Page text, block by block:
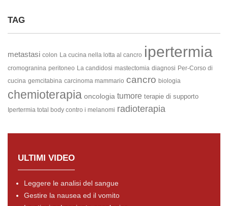
TAG
metastasi colon La cucina nella lotta al cancro ipertermia
cromogranina peritoneo La candidosi mastectomia diagnosi Per-Corso di
cucina gemcitabina carcinoma mammario cancro biologia
chemioterapia oncologia tumore terapie di supporto
Ipertermia total body contro i melanomi radioterapia
ULTIMI VIDEO
Leggere le analisi del sangue
Gestire la nausea ed il vomito